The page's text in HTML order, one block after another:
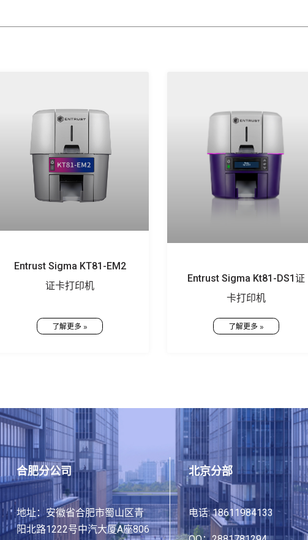
Entrust Sigma KT81-EM2
证卡打印机
了解更多 »
Entrust Sigma Kt81-DS1证
卡打印机
了解更多 »
合肥分公司
地址：安徽省合肥市蜀山区青
阳北路1222号中汽大厦A座806
北京分部
电话: 18611984133